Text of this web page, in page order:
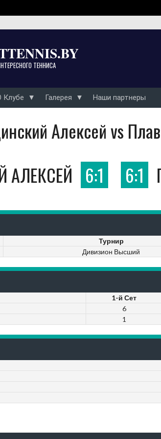
ТЕННИСА
Клубе Галерея Наши партнеры
Алексей vs
АЛЕКСЕЙ 6:1 6:1
Турнир
Дивизион Высший
1-й Сет
6
1